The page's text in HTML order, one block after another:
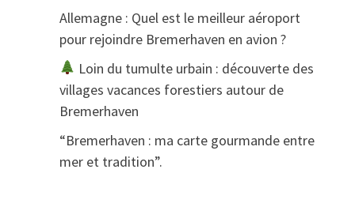
Allemagne : Quel est le meilleur aéroport
pour rejoindre Bremerhaven en avion ?
Loin du tumulte urbain : découverte des
villages vacances forestiers autour de
Bremerhaven
“Bremerhaven : ma carte gourmande entre
mer et tradition”.